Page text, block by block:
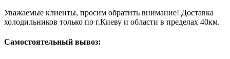
Уважаемые клиенты, просим обратить внимание! Доставка
холодильников только по г.Киеву и области в пределах 40км.
Самостоятельный вывоз: